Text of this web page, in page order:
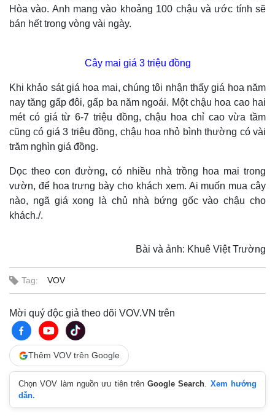
Ảnh
E-Magazine
Infographic
Hòa vào. Anh mang vào khoảng 100 chậu và ước tính sẽ
bán hết trong vòng vài ngày.
Cây mai giá 3 triệu đồng
Khi khảo sát giá hoa mai, chúng tôi nhận thấy giá hoa năm
nay tăng gấp đôi, gấp ba năm ngoái. Một chậu hoa cao hai
mét có giá từ 6-7 triệu đồng, chậu hoa chỉ cao vừa tầm
cũng có giá 3 triệu đồng, chậu hoa nhỏ bình thường có vài
trăm nghìn giá đồng.
Dọc theo con đường, có nhiều nhà trồng hoa mai trong
vườn, để hoa trưng bày cho khách xem. Ai muốn mua cây
nào, ngã giá xong là chủ nhà bứng gốc vào chậu cho
khách./.
Bài và ảnh: Khuê Việt Trường
Tag: VOV
Mời quý độc giả theo dõi VOV.VN trên
Thêm VOV trên Google
Chọn VOV làm nguồn ưu tiên trênGoogle Search. Xem hướng
dẫn.